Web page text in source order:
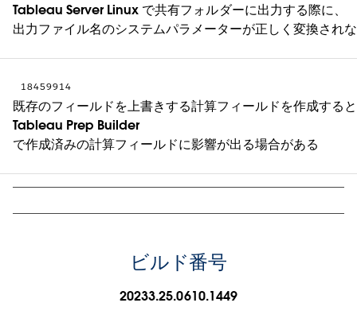
Tableau Server Linux で共有フォルダーに出力する際に、
出力ファイル名のシステムパラメーターが正しく変換され
18459914
既存のフィールドを上書きする計算フィールドを作成する
Tableau Prep Builder
で作成済みの計算フィールドに影響が出る場合がある
ビルド番号
20233.25.0610.1449